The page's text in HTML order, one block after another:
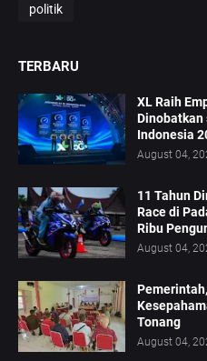
politik
TERBARU
XL Raih
Dinobatkan
Indonesia
August 04,
11 Tahun
Race di
Ribu
August 04,
Tonang
August 04,